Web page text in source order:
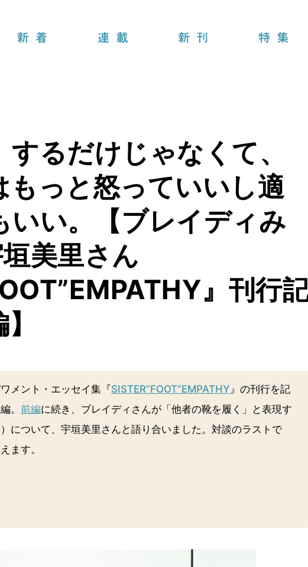
するだけじゃなくて、
もっと怒っていいし適
いい。【ブレイディみ
美里さん
』刊行
メント・エッセイ集『SISTER“FOOT”EMPATHY』の刊行を記
。 前編に続き、ブレイディさんが「他者の靴を履く」と表現す
について、宇垣美里さんと語り合いました。対談のラストで
ます。